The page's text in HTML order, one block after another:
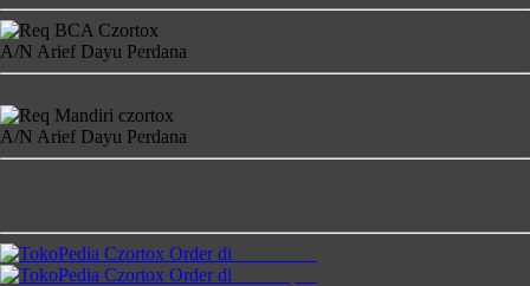
A/N Arief Dayu Perdana
A/N Arief Dayu Perdana
Order di
Order di